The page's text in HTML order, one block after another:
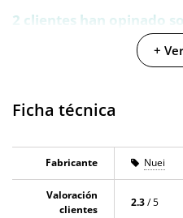
2 clientes han opinado
En la sección de opiniones puedes
producto. Todas las opiniones que
importante, y nos ayuda a mejorar y
usuarios.
+
Ficha técnica
Fabricante Nuei
Valoración
clientes
2.3/ 5